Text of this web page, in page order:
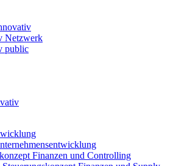
Netzwerk
public
Finanzen und Controlling